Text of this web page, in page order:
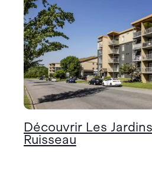
Découvrir Les
Ruisseau